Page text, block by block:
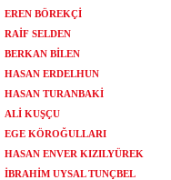
EREN BÖREKÇİ
RAİF SELDEN
BERKAN BİLEN
HASAN ERDELHUN
HASAN TURANBAKİ
ALİ KUŞÇU
EGE KÖROĞULLARI
HASAN ENVER KIZILYÜREK
İBRAHİM UYSAL TUNÇBEL